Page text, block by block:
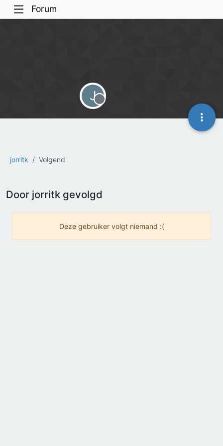
Forum
jorritk Volgend
J
Offline
Door jorritk gevolgd
Deze gebruiker volgt niemand :(